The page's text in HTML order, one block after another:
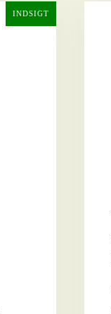
INDSIGT